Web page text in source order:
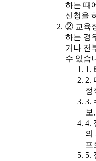
하는 때
신청을
② 교육
하는 경
거나 전
수 있습
1.
2.
정
3.
보
4.
의
프
5.